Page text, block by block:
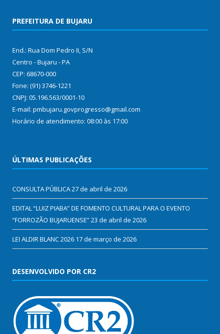
PREFEITURA DE BUJARU
End.: Rua Dom Pedro II, S/N
Centro - Bujaru - PA
CEP: 68670-000
Fone: (91) 3746-1221
CNPJ: 05.196.563/0001-10
E-mail: pmbujaru.govprogresso@gmail.com
Horário de atendimento: 08:00 às 17:00
ÚLTIMAS PUBLICAÇÕES
CONSULTA PÚBLICA27 de abril de 2026
EDITAL “LUIZ PIABA” DE FOMENTO CULTURAL PARA O EVENTO
“FORROZÃO BUJARUENSE”23 de abril de 2026
LEI ALDIR BLANC 2026 17 de março de 2026
DESENVOLVIDO POR CR2